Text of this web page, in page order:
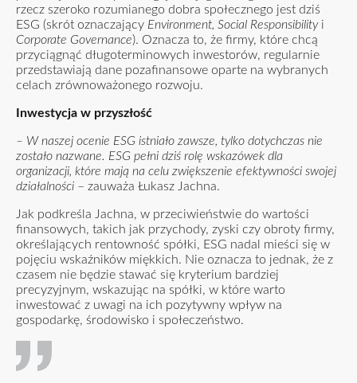
rzecz szeroko rozumianego dobra społecznego jest dziś
ESG (skrót oznaczający Environment, Social Responsibility i
Corporate Governance). Oznacza to, że firmy, które chcą
przyciągnąć długoterminowych inwestorów, regularnie
przedstawiają dane pozafinansowe oparte na wybranych
celach zrównoważonego rozwoju.
Inwestycja w przyszłość
– W naszej ocenie ESG istniało zawsze, tylko dotychczas nie
zostało nazwane. ESG pełni dziś rolę wskazówek dla
organizacji, które mają na celu zwiększenie efektywności swojej
działalności – zauważa Łukasz Jachna.
Jak podkreśla Jachna, w przeciwieństwie do wartości
finansowych, takich jak przychody, zyski czy obroty firmy,
określających rentowność spółki, ESG nadal mieści się w
pojęciu wskaźników miękkich. Nie oznacza to jednak, że z
czasem nie będzie stawać się kryterium bardziej
precyzyjnym, wskazując na spółki, w które warto
inwestować z uwagi na ich pozytywny wpływ na
gospodarkę, środowisko i społeczeństwo.